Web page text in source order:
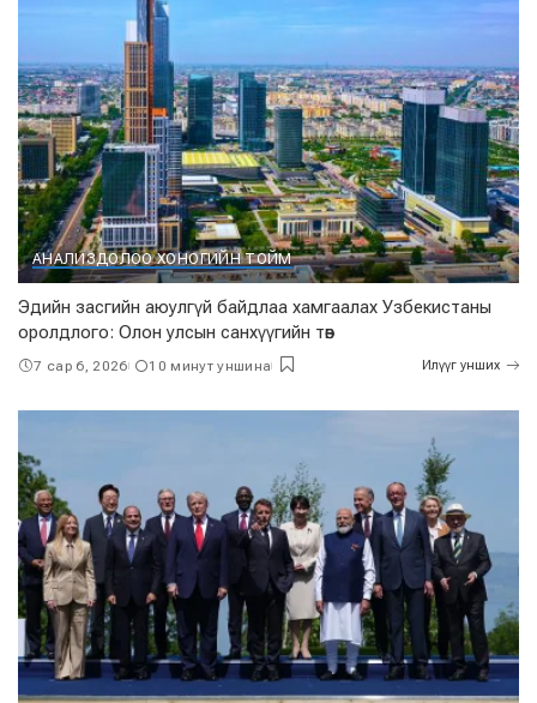
АНАЛИЗДОЛОО ХОНОГИЙН ТОЙМ
Эдийн засгийн аюулгүй байдлаа хамгаалах Узбекистаны
оролдлого: Олон улсын санхүүгийн төв
7 сар 6, 2026 10 минут уншина Илүүг унших